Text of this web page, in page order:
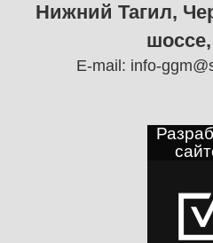
Нижний Тагил,
E-mail: info-